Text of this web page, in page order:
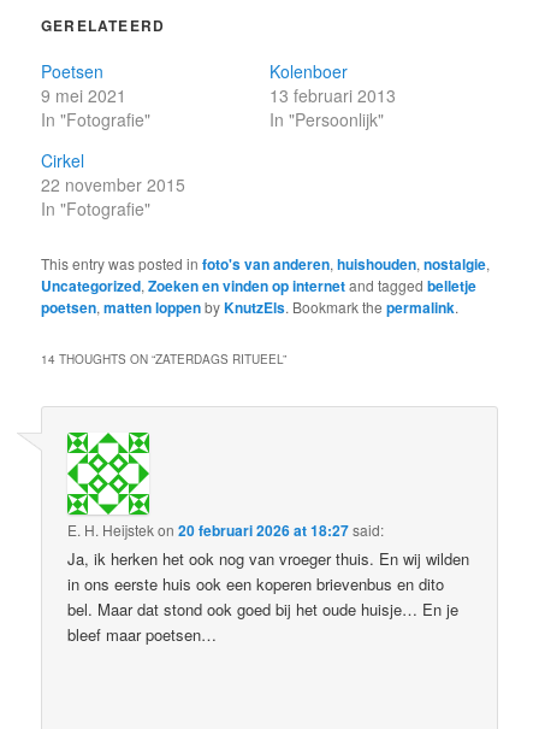
GERELATEERD
Poetsen
9 mei 2021
In "Fotografie"
Kolenboer
13 februari 2013
In "Persoonlijk"
Cirkel
22 november 2015
In "Fotografie"
This entry was posted infoto's van anderen,huishouden,nostalgie,
Uncategorized,Zoeken en vinden op internetand taggedbelletje
poetsen,matten loppenbyKnutzEls. Bookmark thepermalink.
14 THOUGHTS ON “ZATERDAGS RITUEEL”
E. H. Heijstekon20 februari 2026 at 18:27said:
Ja, ik herken het ook nog van vroeger thuis. En wij wilden
in ons eerste huis ook een koperen brievenbus en dito
bel. Maar dat stond ook goed bij het oude huisje… En je
bleef maar poetsen…